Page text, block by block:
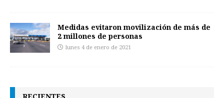
Medidas evitaron movilización de más de
2 millones de personas
lunes 4 de enero de 2021